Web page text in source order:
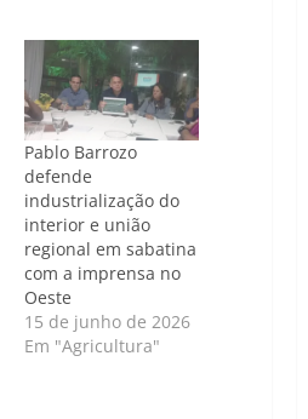
Pablo Barrozo
defende
industrialização do
interior e união
regional em sabatina
com a imprensa no
Oeste
15 de junho de 2026
Em "Agricultura"